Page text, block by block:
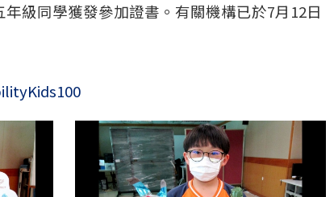
級同學獲發參加證書。有關機構已於7月12日